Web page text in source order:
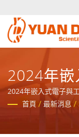
2024年嵌
應用展
2024年嵌入式電子與
展出
首頁 / 最新消息 /